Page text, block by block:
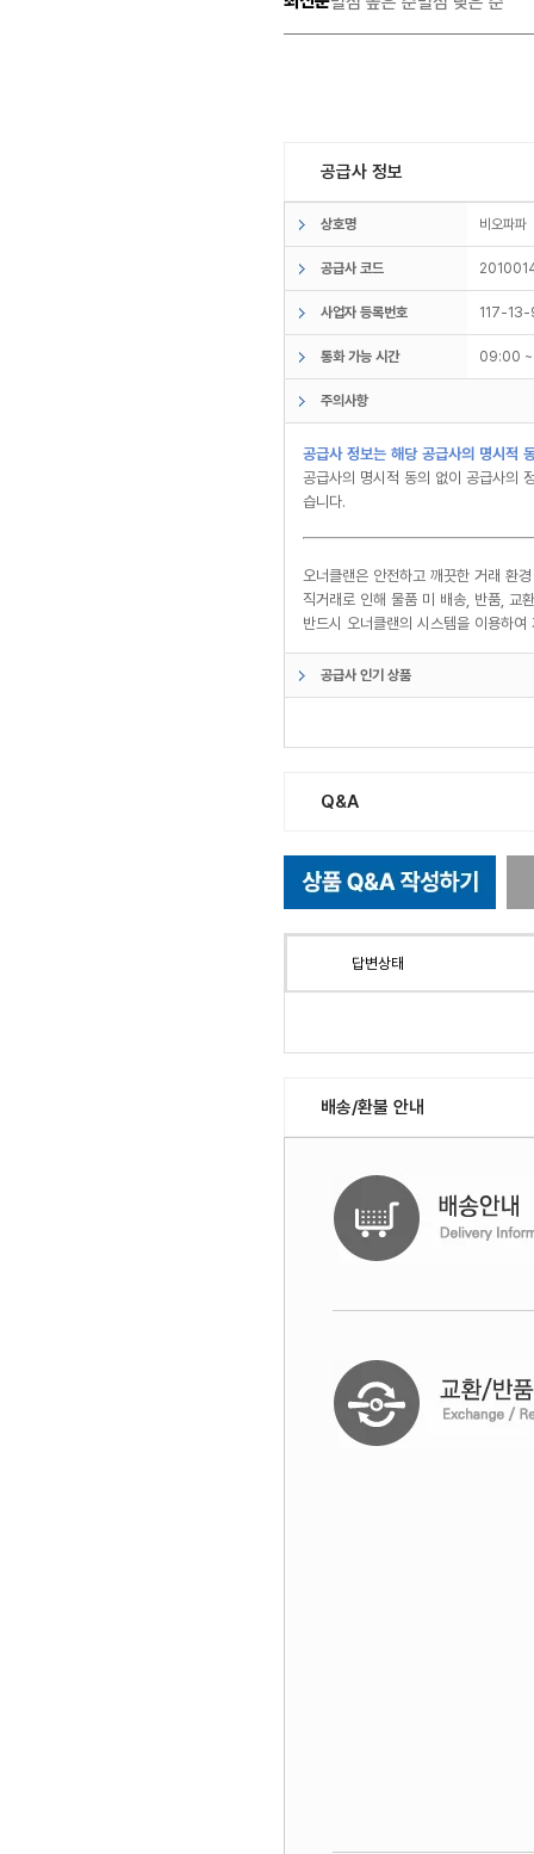
공급사 정보
상호명 비오파
공급사 코드
사업자 등록번호 117-
통화 가능 시간 09:00
주의사항
공급사 정보는 해당 공급사의 명시적
공급사의 명시적 동의 없이 공급사의
습니다.
오너클랜은 안전하고 깨끗한 거래 환
직거래로 인해 물품 미 배송, 반품, 교
반드시 오너클랜의 시스템을 이용하
공급사 인기 상품
Q&A
답변상태
배송/환불 안내